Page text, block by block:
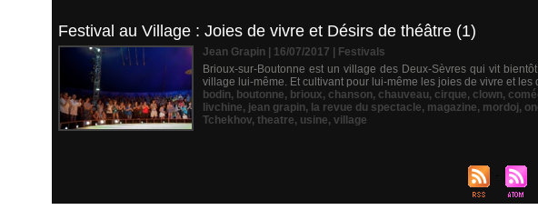
Festival au Village : Joies de vivre et Désirs de théâtre (1)
Jean Grapin | 16/07/2017
Festivals
Brioux-sur-Boutonne est un village des Deux-Sèvres qui vit
village lui-même. Et cultivant pour lui-même les joies de vivre et
bodin, boutonne, brioux, chanson, chauveau, cirque, clown,
livchine, jean grapin, la revue du spectacle, magazine, mordoj,
Tchekhov, theatre, usine, village